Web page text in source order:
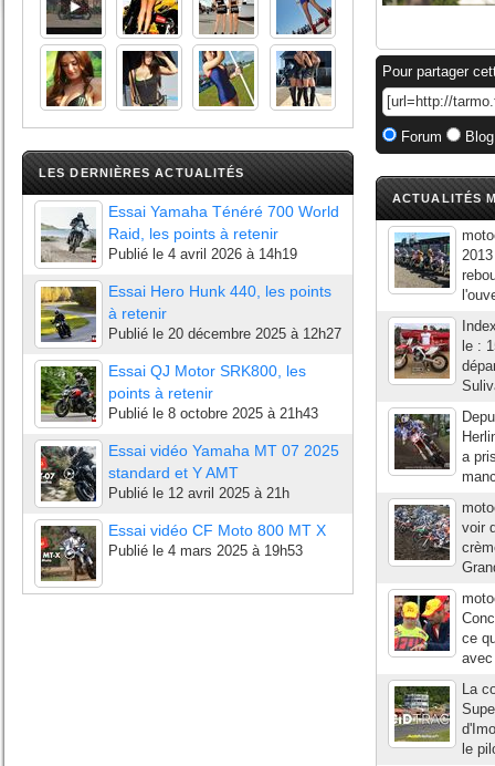
LES DERNIÈRES ACTUALITÉS
Essai Yamaha Ténéré 700 World
Raid, les points à retenir
Publié le 4 avril 2026 à 14h19
Essai Hero Hunk 440, les points
à retenir
Publié le 20 décembre 2025 à 12h27
Essai QJ Motor SRK800, les
points à retenir
Publié le 8 octobre 2025 à 21h43
Essai vidéo Yamaha MT 07 2025
standard et Y AMT
Publié le 12 avril 2025 à 21h
Essai vidéo CF Moto 800 MT X
Publié le 4 mars 2025 à 19h53
Pour partager
Forum
ACTUALITÉS
le :
a
voir
ce
La
le